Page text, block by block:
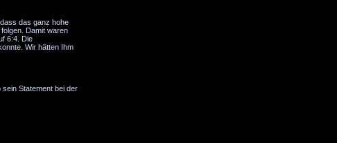
das ganz hohe
Damit waren
6:4. Die
Wir hätten Ihm
Statement bei der